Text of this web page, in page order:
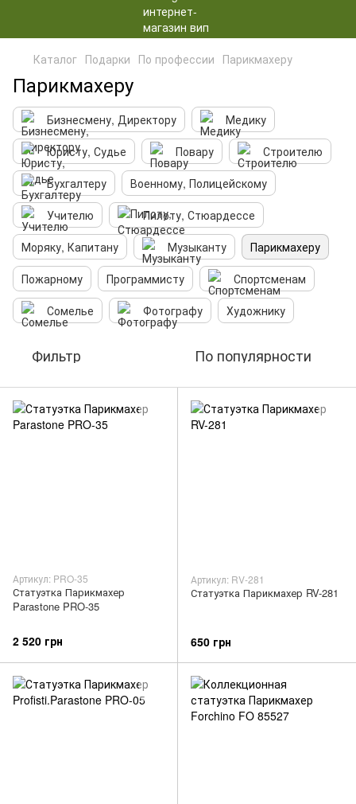
Каталог Подарки По профессии Парикмахеру
Парикмахеру
Бизнесмену, Директору
Медику
Юристу, Судье
Повару
Строителю
Бухгалтеру
Военному, Полицейскому
Учителю
Пилоту, Стюардессе
Моряку, Капитану
Музыканту
Парикмахеру
Пожарному
Программисту
Спортсменам
Сомелье
Фотографу Художнику
Фильтр По популярности
Артикул: PRO-35
Статуэтка Парикмахер
Parastone PRO-35
2 520 грн
Артикул: RV-281
Статуэтка Парикмахер RV-281
650 грн